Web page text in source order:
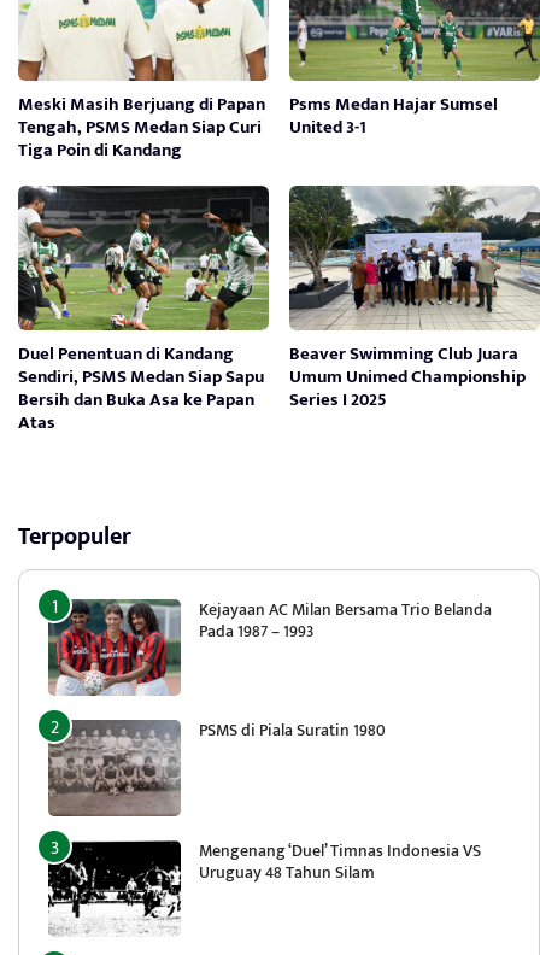
Meski Masih Berjuang di Papan
Tengah, PSMS Medan Siap Curi
Tiga Poin di Kandang
Psms Medan Hajar Sumsel
United 3-1
Duel Penentuan di Kandang
Sendiri, PSMS Medan Siap Sapu
Bersih dan Buka Asa ke Papan
Atas
Beaver Swimming Club Juara
Umum Unimed Championship
Series I 2025
Terpopuler
Kejayaan AC Milan Bersama Trio Belanda
Pada 1987 – 1993
PSMS di Piala Suratin 1980
Mengenang ‘Duel’ Timnas Indonesia VS
Uruguay 48 Tahun Silam